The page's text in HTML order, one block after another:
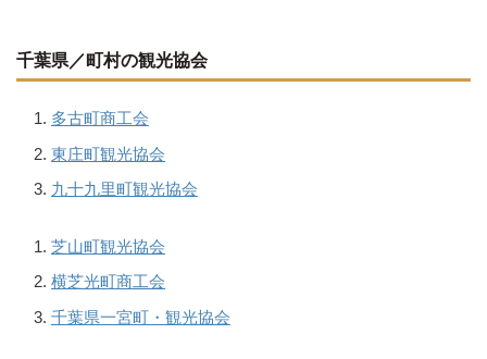
千葉県／町村の観光協会
多古町商工会
東庄町観光協会
九十九里町観光協会
芝山町観光協会
横芝光町商工会
千葉県一宮町・観光協会